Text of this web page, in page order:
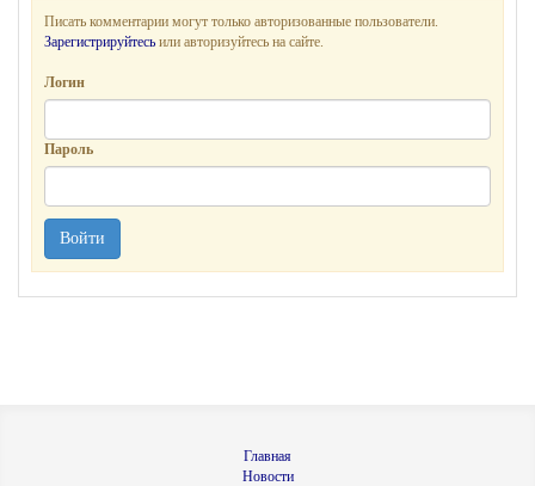
Писать комментарии могут только авторизованные пользователи.
Зарегистрируйтесь или авторизуйтесь на сайте.
Логин
Пароль
Главная
Новости